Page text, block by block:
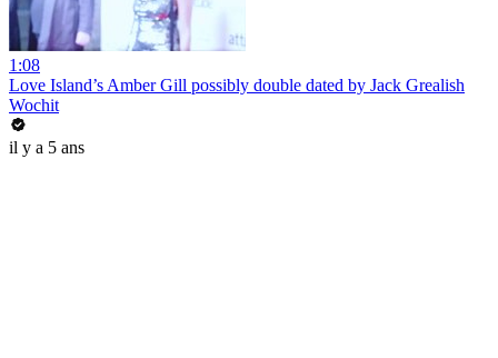
1:08
Love Island’s Amber Gill possibly double dated by Jack Grealish
Wochit
il y a 5 ans